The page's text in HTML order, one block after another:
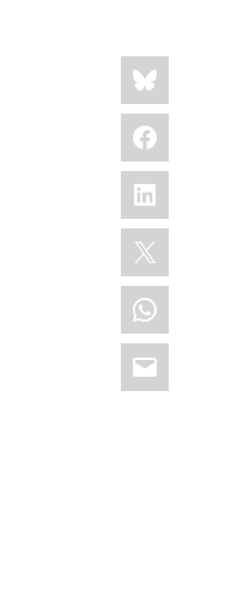
Share
this:
Bluesky
LinkedIn
X
Email